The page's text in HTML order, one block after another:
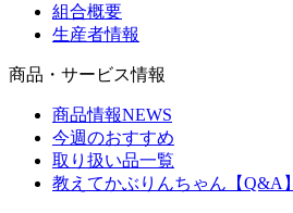
組合概要
生産者情報
商品・サービス情報
商品情報NEWS
今週のおすすめ
取り扱い品一覧
教えてかぶりんちゃん【Q&A】